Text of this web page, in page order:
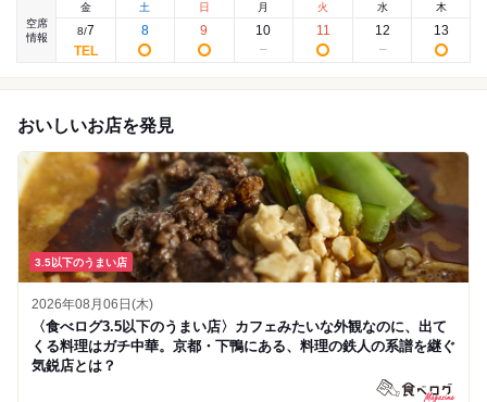
空席
情報
金
8/7
土
8
日
9
月
10
火
11
水
12
木
13
おいしいお店を発見
3.5以下のうまい店
2026年08月06日(木)
〈食べログ3.5以下のうまい店〉カフェみたいな外観なのに、出て
くる料理はガチ中華。京都・下鴨にある、料理の鉄人の系譜を継ぐ
気鋭店とは？